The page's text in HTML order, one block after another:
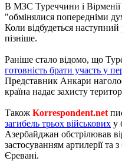
В МЗС Туреччини і
"обмінялися попередніми
Коли відбудеться наступний
пізніше.
Раніше стало відомо, що
готовність брати участь у
Представник Анкари
країна надає захисту
Також Korrespondent.net
загибель трьох військових у
Азербайджан обстрілював
застосуванням артилерії та
Єревані.